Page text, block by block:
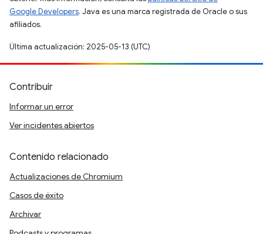
Google Developers. Java es una marca registrada de Oracle o sus
afiliados.
Última actualización: 2025-05-13 (UTC)
Contribuir
Informar un error
Ver incidentes abiertos
Contenido relacionado
Actualizaciones de Chromium
Casos de éxito
Archivar